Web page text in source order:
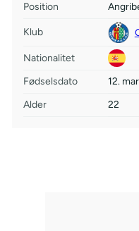
Position
Klub
Nationalitet
Fødselsdato
12.
Alder
22